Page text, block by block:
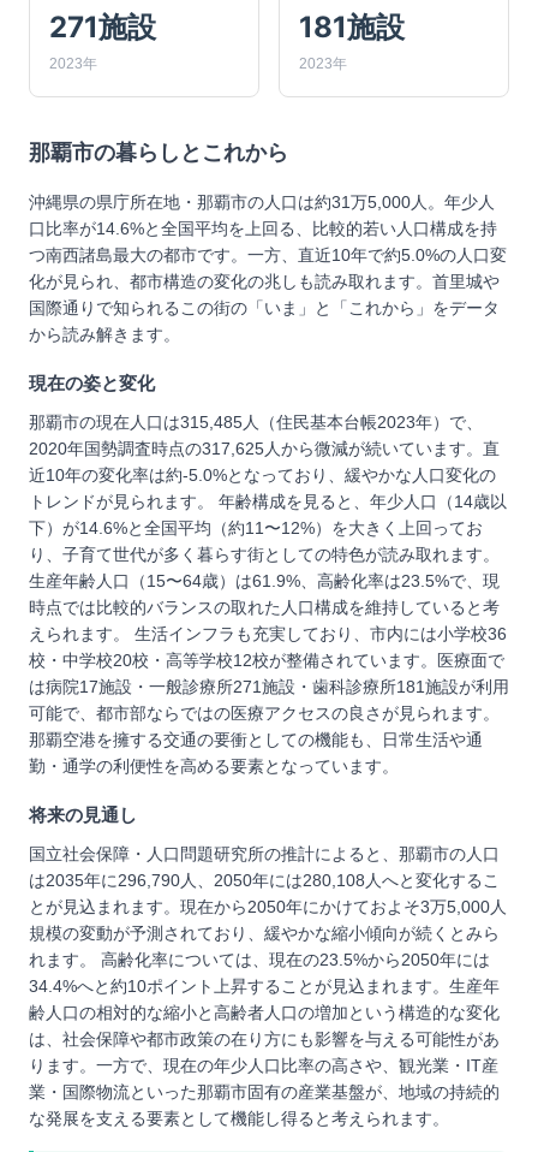
271施設
2023年
181施設
2023年
那覇市の暮らしとこれから
沖縄県の県庁所在地・那覇市の人口は約31万5,000人。年少人
口比率が14.6%と全国平均を上回る、比較的若い人口構成を持
つ南西諸島最大の都市です。一方、直近10年で約5.0%の人口変
化が見られ、都市構造の変化の兆しも読み取れます。首里城や
国際通りで知られるこの街の「いま」と「これから」をデータ
から読み解きます。
現在の姿と変化
那覇市の現在人口は315,485人（住民基本台帳2023年）で、
2020年国勢調査時点の317,625人から微減が続いています。直
近10年の変化率は約-5.0%となっており、緩やかな人口変化の
トレンドが見られます。 年齢構成を見ると、年少人口（14歳以
下）が14.6%と全国平均（約11〜12%）を大きく上回ってお
り、子育て世代が多く暮らす街としての特色が読み取れます。
生産年齢人口（15〜64歳）は61.9%、高齢化率は23.5%で、現
時点では比較的バランスの取れた人口構成を維持していると考
えられます。 生活インフラも充実しており、市内には小学校36
校・中学校20校・高等学校12校が整備されています。医療面で
は病院17施設・一般診療所271施設・歯科診療所181施設が利用
可能で、都市部ならではの医療アクセスの良さが見られます。
那覇空港を擁する交通の要衝としての機能も、日常生活や通
勤・通学の利便性を高める要素となっています。
将来の見通し
国立社会保障・人口問題研究所の推計によると、那覇市の人口
は2035年に296,790人、2050年には280,108人へと変化するこ
とが見込まれます。現在から2050年にかけておよそ3万5,000人
規模の変動が予測されており、緩やかな縮小傾向が続くとみら
れます。 高齢化率については、現在の23.5%から2050年には
34.4%へと約10ポイント上昇することが見込まれます。生産年
齢人口の相対的な縮小と高齢者人口の増加という構造的な変化
は、社会保障や都市政策の在り方にも影響を与える可能性があ
ります。一方で、現在の年少人口比率の高さや、観光業・IT産
業・国際物流といった那覇市固有の産業基盤が、地域の持続的
な発展を支える要素として機能し得ると考えられます。